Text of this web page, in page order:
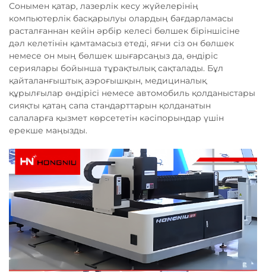
Сонымен қатар, лазерлік кесу жүйелерінің
компьютерлік басқарылуы олардың бағдарламасы
расталғаннан кейін әрбір келесі бөлшек біріншісіне
дәл келетінін қамтамасыз етеді, яғни сіз он бөлшек
немесе он мың бөлшек шығарсаңыз да, өндіріс
сериялары бойынша тұрақтылық сақталады. Бұл
қайталанғыштық аэроғышқын, медициналық
құрылғылар өндірісі немесе автомобиль қолданыстары
сияқты қатаң сапа стандарттарын қолданатын
салаларға қызмет көрсететін кәсіпорындар үшін
ерекше маңызды.